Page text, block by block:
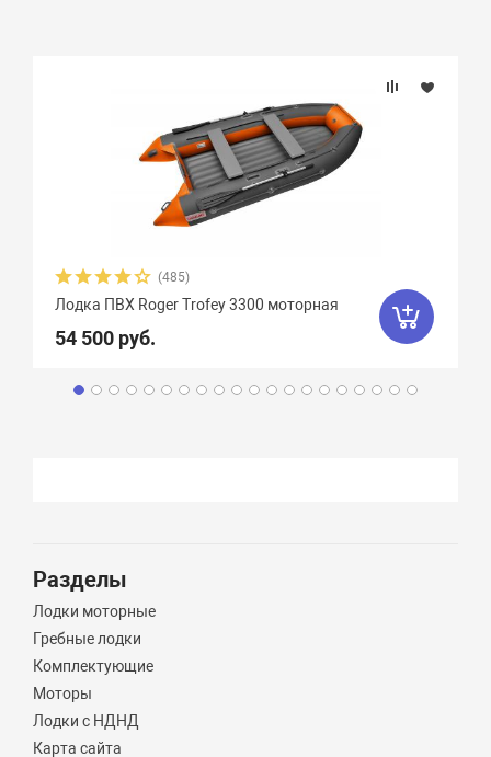
(485)
Лодка ПВХ Roger Trofey 3300 моторная
54 500 руб.
Разделы
Лодки моторные
Гребные лодки
Комплектующие
Моторы
Лодки с НДНД
Карта сайта